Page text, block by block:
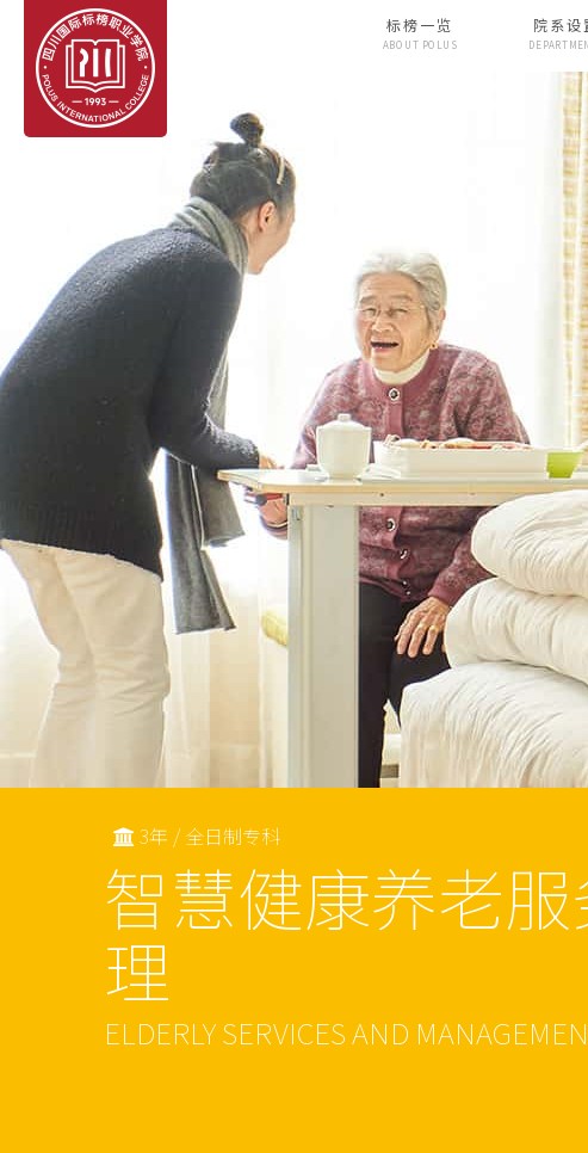
标榜一览
ABOUT POLUS
院系设
3年 / 全日制专科
智慧健康养老
理
ELDERLY SERVICES AND